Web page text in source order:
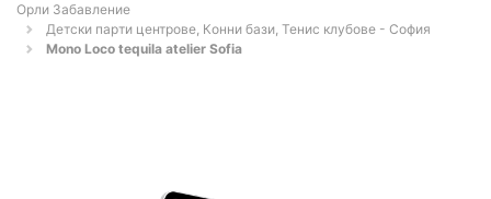
Орли Забавление
Детски парти центрове, Конни бази, Тенис клубове - София
Mono Loco tequila atelier Sofia